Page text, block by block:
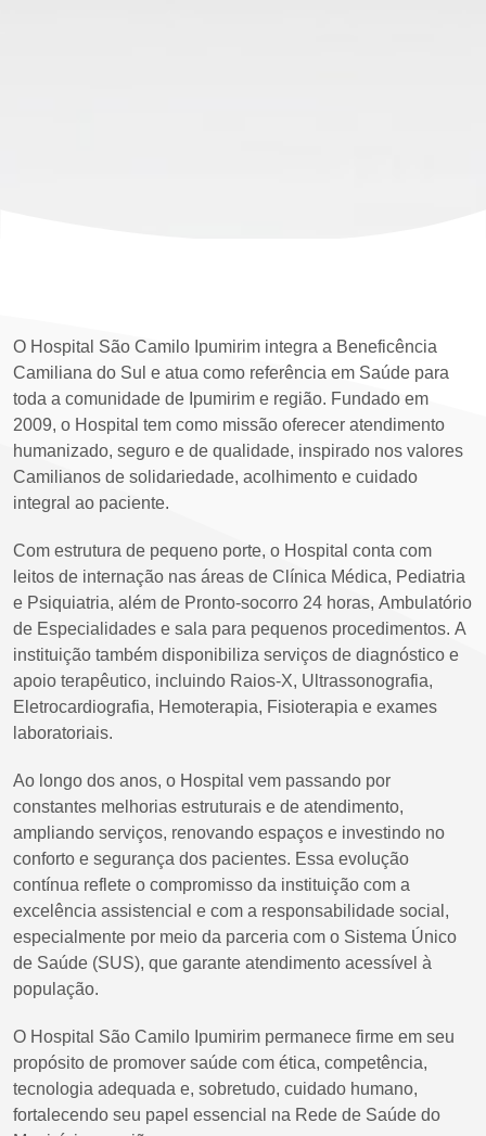
O Hospital São Camilo Ipumirim integra a Beneficência
Camiliana do Sul e atua como referência em Saúde para
toda a comunidade de Ipumirim e região. Fundado em
2009, o Hospital tem como missão oferecer atendimento
humanizado, seguro e de qualidade, inspirado nos valores
Camilianos de solidariedade, acolhimento e cuidado
integral ao paciente.
Com estrutura de pequeno porte, o Hospital conta com
leitos de internação nas áreas de Clínica Médica, Pediatria
e Psiquiatria, além de Pronto-socorro 24 horas, Ambulatório
de Especialidades e sala para pequenos procedimentos. A
instituição também disponibiliza serviços de diagnóstico e
apoio terapêutico, incluindo Raios-X, Ultrassonografia,
Eletrocardiografia, Hemoterapia, Fisioterapia e exames
laboratoriais.
Ao longo dos anos, o Hospital vem passando por
constantes melhorias estruturais e de atendimento,
ampliando serviços, renovando espaços e investindo no
conforto e segurança dos pacientes. Essa evolução
contínua reflete o compromisso da instituição com a
excelência assistencial e com a responsabilidade social,
especialmente por meio da parceria com o Sistema Único
de Saúde (SUS), que garante atendimento acessível à
população.
O Hospital São Camilo Ipumirim permanece firme em seu
propósito de promover saúde com ética, competência,
tecnologia adequada e, sobretudo, cuidado humano,
fortalecendo seu papel essencial na Rede de Saúde do